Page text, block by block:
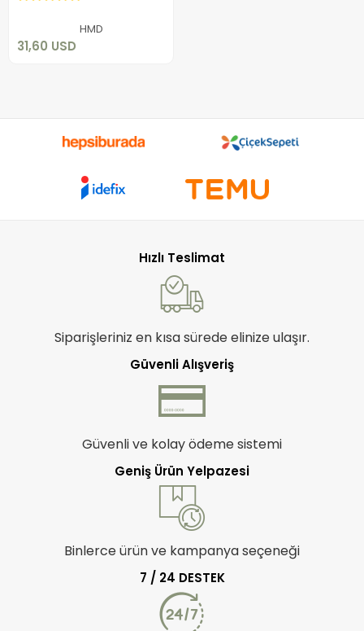
HMD
31,60 USD
Hızlı Teslimat
Siparişleriniz en kısa sürede elinize ulaşır.
Güvenli Alışveriş
Güvenli ve kolay ödeme sistemi
Geniş Ürün Yelpazesi
Binlerce ürün ve kampanya seçeneği
7 / 24 DESTEK